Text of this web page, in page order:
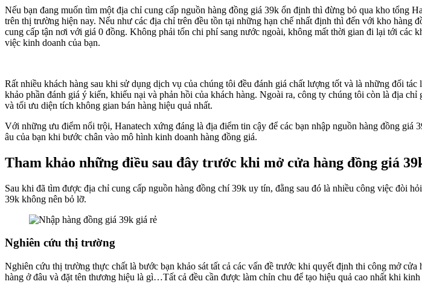
Nếu bạn đang muốn tìm một địa chỉ cung cấp nguồn hàng đồng giá 39k ổn định thì đừng bỏ qua kho tổng
trên thị trường hiện nay. Nếu như các địa chỉ trên đều tồn tại những hạn chế nhất định thì đến với kho
cung cấp tận nơi với giá 0 đồng. Không phải tốn chi phí sang nước ngoài, không mất thời gian đi lại tới các
việc kinh doanh của bạn.
Rất nhiều khách hàng sau khi sử dụng dịch vụ của chúng tôi đều đánh giá chất lượng tốt và là những đối
khảo phần đánh giá ý kiến, khiếu nại và phản hồi của khách hàng. Ngoài ra, công ty chúng tôi còn là địa
và tối ưu diện tích không gian bán hàng hiệu quả nhất.
Với những ưu điểm nổi trội, Hanatech xứng đáng là địa điểm tin cậy để các bạn nhập nguồn hàng đồng
âu của bạn khi bước chân vào mô hình kinh doanh hàng đồng giá.
Tham khảo những điều sau đây trước khi mở cửa hàng đồng giá
Sau khi đã tìm được địa chỉ cung cấp nguồn hàng đồng chí 39k uy tín, đằng sau đó là nhiều công việc đòi
39k không nên bỏ lỡ.
Nghiên cứu thị trường
Nghiên cứu thị trường thực chất là bước bạn khảo sát tất cả các vấn đề trước khi quyết định thi công mở
hàng ở đâu và đặt tên thương hiệu là gì…Tất cả đều cần được làm chỉn chu để tạo hiệu quả cao nhất khi kinh